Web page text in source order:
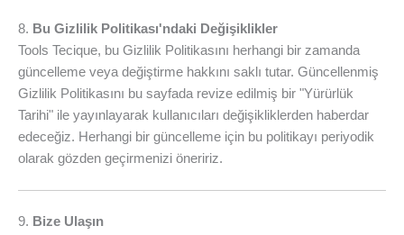
8. Bu Gizlilik Politikası'ndaki Değişiklikler
Tools Tecique, bu Gizlilik Politikasını herhangi bir zamanda
güncelleme veya değiştirme hakkını saklı tutar. Güncellenmiş
Gizlilik Politikasını bu sayfada revize edilmiş bir "Yürürlük
Tarihi" ile yayınlayarak kullanıcıları değişikliklerden haberdar
edeceğiz. Herhangi bir güncelleme için bu politikayı periyodik
olarak gözden geçirmenizi öneririz.
9. Bize Ulaşın